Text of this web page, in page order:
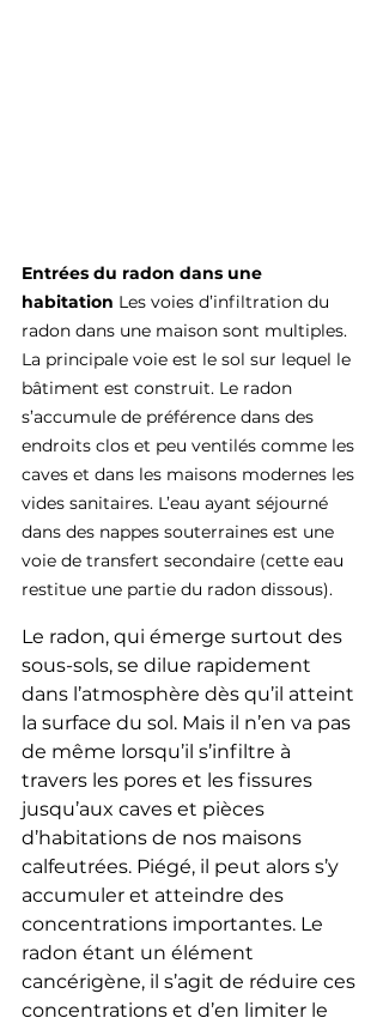
Entrées du radon dans une
habitation Les voies d’infiltration du
radon dans une maison sont multiples.
La principale voie est le sol sur lequel le
bâtiment est construit. Le radon
s’accumule de préférence dans des
endroits clos et peu ventilés comme les
caves et dans les maisons modernes les
vides sanitaires. L’eau ayant séjourné
dans des nappes souterraines est une
voie de transfert secondaire (cette eau
restitue une partie du radon dissous).
Le radon, qui émerge surtout des
sous-sols, se dilue rapidement
dans l’atmosphère dès qu’il atteint
la surface du sol. Mais il n’en va pas
de même lorsqu’il s’infiltre à
travers les pores et les fissures
jusqu’aux caves et pièces
d’habitations de nos maisons
calfeutrées. Piégé, il peut alors s’y
accumuler et atteindre des
concentrations importantes. Le
radon étant un élément
cancérigène, il s’agit de réduire ces
concentrations et d’en limiter le